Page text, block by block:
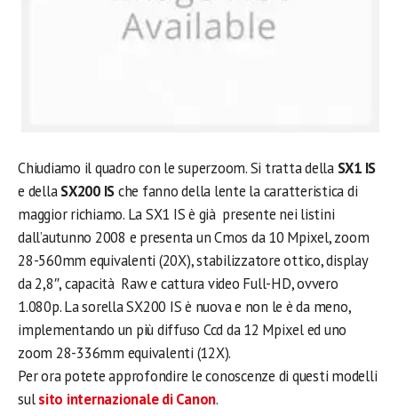
Chiudiamo il quadro con le superzoom. Si tratta della SX1 IS
e dellaSX200 ISche fanno della lente la caratteristica di
maggior richiamo. La SX1 IS è già presente nei listini
dall’autunno 2008 e presenta un Cmos da 10 Mpixel, zoom
28-560mm equivalenti (20X), stabilizzatore ottico, display
da 2,8″, capacità Raw e cattura video Full-HD, ovvero
1.080p. La sorella SX200 IS è nuova e non le è da meno,
implementando un più diffuso Ccd da 12 Mpixel ed uno
zoom 28-336mm equivalenti (12X).
Per ora potete approfondire le conoscenze di questi modelli
sulsito internazionale di Canon.